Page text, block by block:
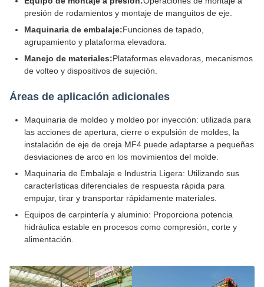
presión de rodamientos y montaje de manguitos de eje.
Maquinaria de embalaje:Funciones de tapado,
agrupamiento y plataforma elevadora.
Manejo de materiales:Plataformas elevadoras, mecanismos
de volteo y dispositivos de sujeción.
Áreas de aplicación adicionales
Maquinaria de moldeo y moldeo por inyección: utilizada para
las acciones de apertura, cierre o expulsión de moldes, la
instalación de eje de oreja MF4 puede adaptarse a pequeñas
desviaciones de arco en los movimientos del molde.
Maquinaria de Embalaje e Industria Ligera: Utilizando sus
características diferenciales de respuesta rápida para
empujar, tirar y transportar rápidamente materiales.
Equipos de carpintería y aluminio: Proporciona potencia
hidráulica estable en procesos como compresión, corte y
alimentación.